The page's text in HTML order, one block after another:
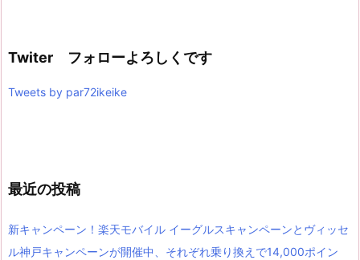
Twiter フォローよろしくです
Tweets by par72ikeike
最近の投稿
新キャンペーン！楽天モバイル イーグルスキャンペーンとヴィッセ
ル神戸キャンペーンが開催中、それぞれ乗り換えで14,000ポイン